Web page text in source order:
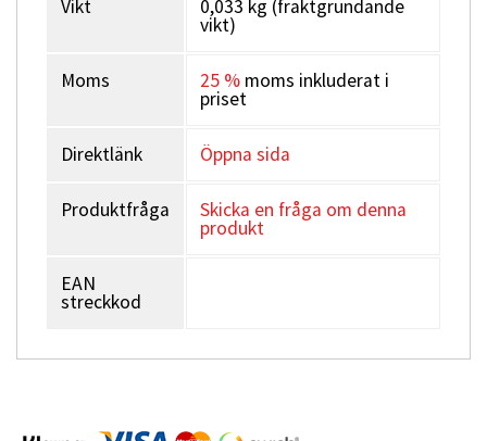
Vikt 0,033 kg (fraktgrundande
vikt)
Moms 25 % moms inkluderat i
priset
Direktlänk Öppna sida
Produktfråga Skicka en fråga om denna
produkt
EAN
streckkod